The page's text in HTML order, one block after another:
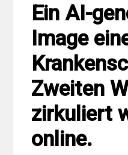
Ein AI-
Image
Zweiten
zirkuliert
online.